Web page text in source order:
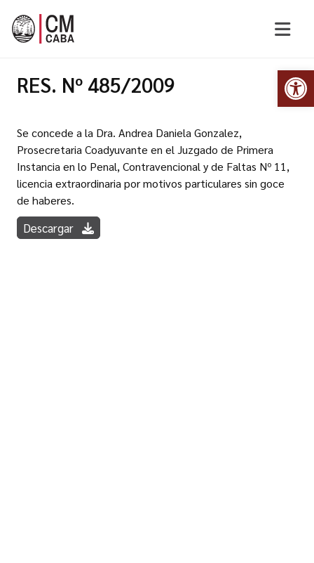
RES. Nº 485/2009
Se concede a la Dra. Andrea Daniela Gonzalez,
Prosecretaria Coadyuvante en el Juzgado de Primera
Instancia en lo Penal, Contravencional y de Faltas Nº 11,
licencia extraordinaria por motivos particulares sin goce
de haberes.
Descargar